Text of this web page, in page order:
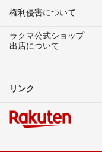
権利侵害について
ラクマ公式ショップ
出店について
リンク